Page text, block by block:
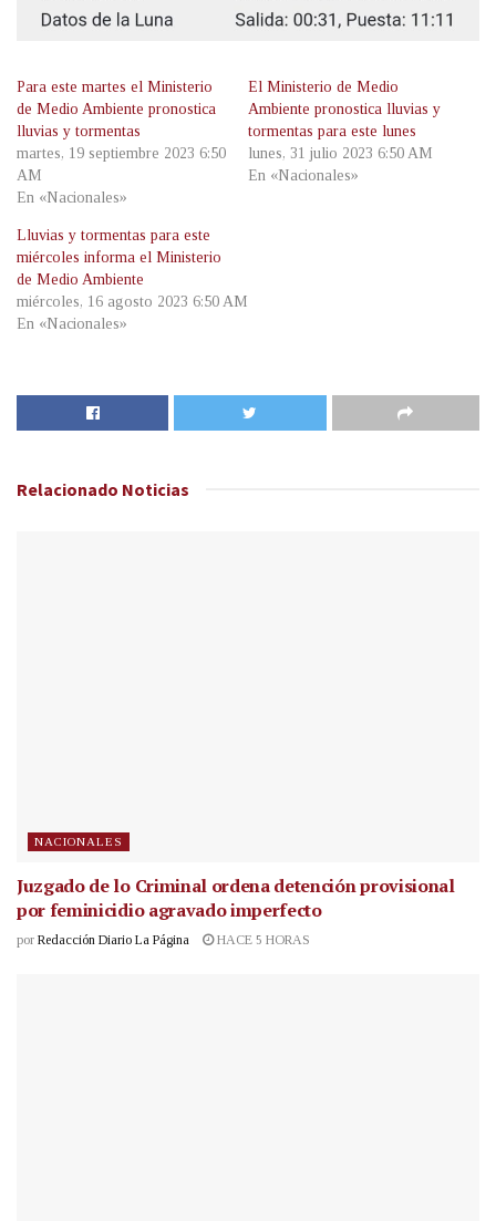
Para este martes el Ministerio
de Medio Ambiente pronostica
lluvias y tormentas
martes, 19 septiembre 2023 6:50
AM
En «Nacionales»
El Ministerio de Medio
Ambiente pronostica lluvias y
tormentas para este lunes
lunes, 31 julio 2023 6:50 AM
En «Nacionales»
Lluvias y tormentas para este
miércoles informa el Ministerio
de Medio Ambiente
miércoles, 16 agosto 2023 6:50 AM
En «Nacionales»
Relacionado Noticias
NACIONALES
Juzgado de lo Criminal ordena detención provisional
por feminicidio agravado imperfecto
por Redacción Diario La Página HACE 5 HORAS